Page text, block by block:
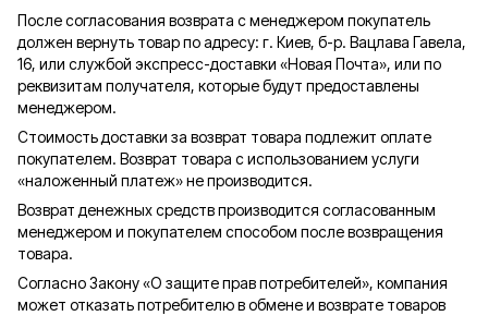
После согласования возврата с менеджером покупатель
должен вернуть товар по адресу: г. Киев, б-р. Вацлава Гавела,
16, или службой экспресс-доставки «Новая Почта», или по
реквизитам получателя, которые будут предоставлены
менеджером.
Стоимость доставки за возврат товара подлежит оплате
покупателем. Возврат товара с использованием услуги
«наложенный платеж» не производится.
Возврат денежных средств производится согласованным
менеджером и покупателем способом после возвращения
товара.
Согласно Закону «О защите прав потребителей», компания
может отказать потребителю в обмене и возврате товаров